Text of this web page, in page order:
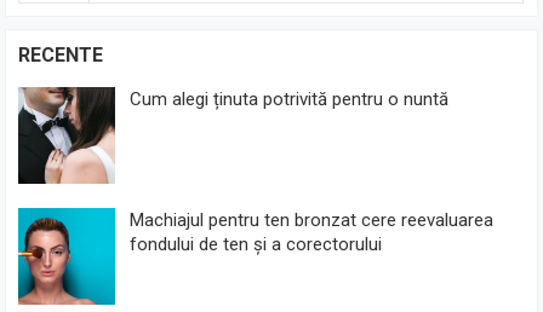
RECENTE
Cum alegi ținuta potrivită pentru o nuntă
Machiajul pentru ten bronzat cere reevaluarea
fondului de ten și a corectorului